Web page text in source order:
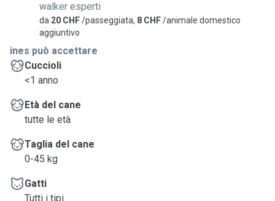
walker esperti
da 20 CHF/passeggiata, 8 CHF/animale domestico
aggiuntivo
ines può accettare
Cuccioli
<1 anno
Età del cane
tutte le età
Taglia del cane
0-45 kg
Gatti
Tutti i tipi